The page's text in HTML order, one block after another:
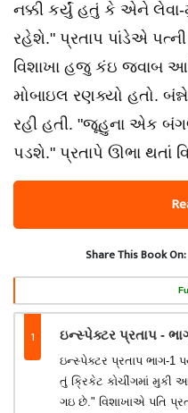
નક્કી કર્યું હતું કે એને લેવા-
રહેશે." પ્રતાપ પાંડેએ
વિશાખા હજુ કંઇ જવાબ
મોબાઇલ રણક્યો હતો.
રહી હતી. "જૂહુના એક
પડશે." પ્રતાપે ઊભા થતાં
Share This Book On:
1 ઇન્સ્પેક્ટર પ્રતાપ -
ઇન્સ્પેક્ટર પ્રતાપ ભાગ-1
તું ક્રિકેટ કોચીંગમાં મુકી
ગઇ છે." વિશાખાએ પતિ